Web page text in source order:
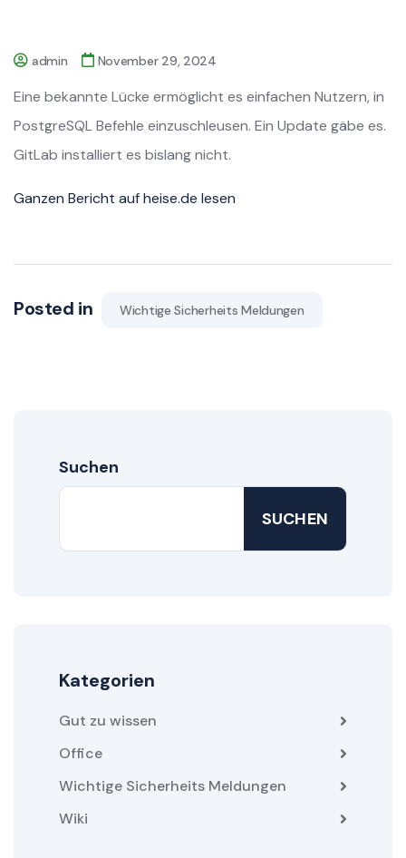
admin November 29, 2024
Eine bekannte Lücke ermöglicht es einfachen Nutzern, in
PostgreSQL Befehle einzuschleusen. Ein Update gäbe es.
GitLab installiert es bislang nicht.
Ganzen Bericht auf heise.de lesen
Posted in Wichtige Sicherheits Meldungen
Suchen
SUCHEN
Kategorien
Gut zu wissen
Office
Wichtige Sicherheits Meldungen
Wiki